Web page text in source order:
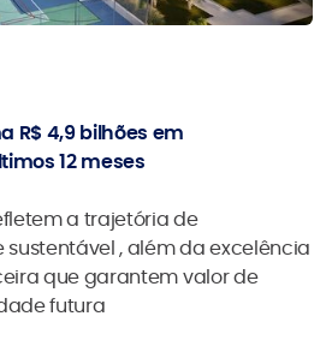
R$ 4,9 bilhões em
12 meses
a trajetória de
, além da excelência
que garantem valor de
futura